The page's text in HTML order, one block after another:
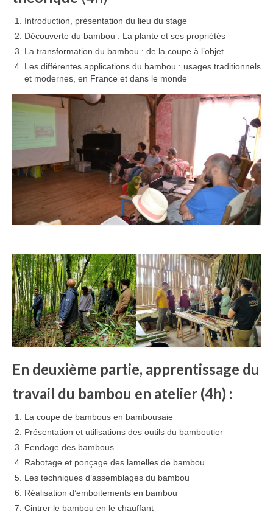
Introduction, présentation du lieu du stage
Découverte du bambou : La plante et ses propriétés
La transformation du bambou : de la coupe à l’objet
Les différentes applications du bambou : usages traditionnels
et modernes, en France et dans le monde
En deuxième partie, apprentissage du
travail du bambou en atelier (4h) :
La coupe de bambous en bambousaie
Présentation et utilisations des outils du bamboutier
Fendage des bambous
Rabotage et ponçage des lamelles de bambou
Les techniques d’assemblages du bambou
Réalisation d’emboitements en bambou
Cintrer le bambou en le chauffant